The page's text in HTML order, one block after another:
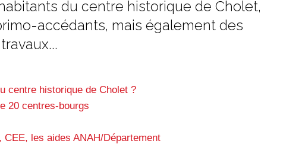
du centre historique de Cholet,
accédants, mais également des
centre historique de Cholet ?
20 centres-bourgs
les aides ANAH/Département